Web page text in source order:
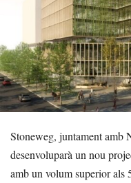
Stoneweg, juntament amb
desenvoluparà un nou
amb un volum superior als